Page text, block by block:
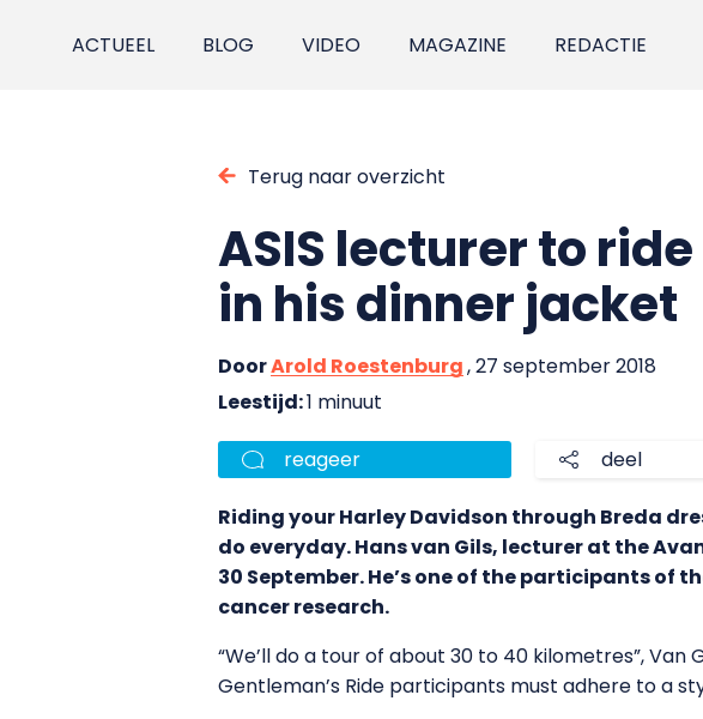
ACTUEEL BLOG VIDEO MAGAZINE REDACTIE
Terug naar overzicht
ASIS lecturer to
in his dinner jacket
DoorArold Roestenburg, 27 september 2018
Leestijd:1 minuut
reageer deel
Riding your Harley Davidson through Breda
do everyday. Hans van Gils, lecturer at the
30 September. He’s one of the participants of
cancer research.
“We’ll do a tour of about 30 to 40 kilometres”,
Gentleman’s Ride participants must adhere to a